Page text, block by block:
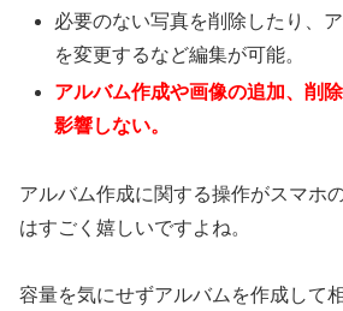
必要のない写真を削除したり、
を変更するなど編集が可能。
アルバム作成や画像の追加、削
影響しない。
アルバム作成に関する操作がスマホ
はすごく嬉しいですよね。
容量を気にせずアルバムを作成して